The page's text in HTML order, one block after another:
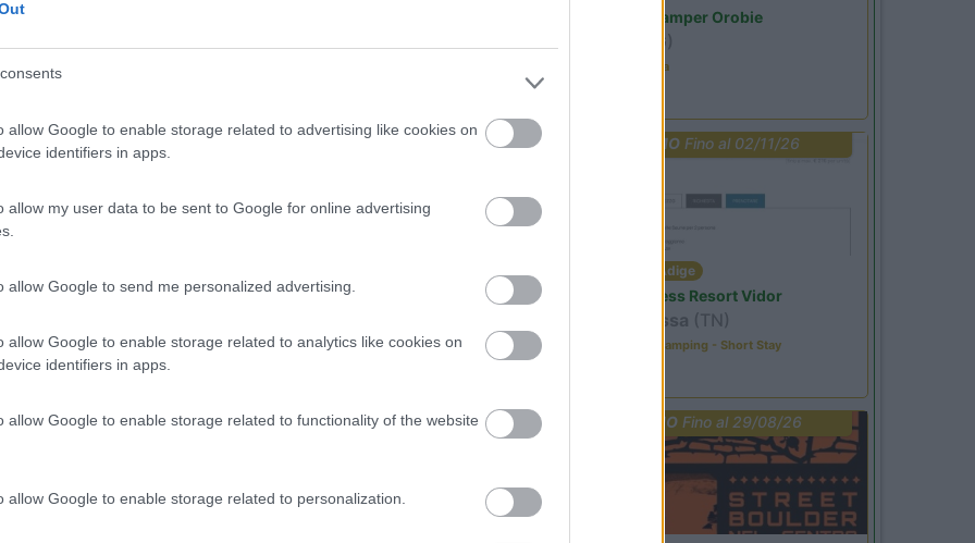
allow Google to enable storage related to advertising like cookies on
identifiers in apps.
allow my user data to be sent to Google for online advertising
allow Google to send me personalized advertising.
allow Google to enable storage related to analytics like cookies on
identifiers in apps.
allow Google to enable storage related to functionality of the website
allow Google to enable storage related to personalization.
Posizione
Cison di Valmarino (TV) - 37.2km
ronch
9,3
Posizione
da Levico Terme, la struttura a conduzione famigli...
(TN) - 38.9km
Area Sosta Camper Orobie
(BG)
Estate in cineteca
PROMO Fino al 02/11/26
Trentino Alto Adige
Family Wellness Resort Vidor
Pozza di Fassa (TN)
Happy & Active Camping - Short Stay
PROMO Fino al 29/08/26